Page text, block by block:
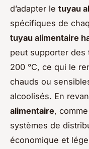
d’adapter le tuyau
spécifiques de
tuyau alimentaire
peut supporter des
200 °C, ce qui le
chauds ou
alcoolisés. En
alimentaire,
systèmes de
économique et